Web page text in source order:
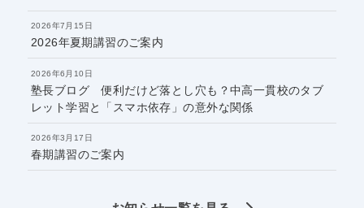
2026年7月15日
2026年夏期講習のご案内
2026年6月10日
塾長ブログ 便利だけど落とし穴も？中高一貫校のタブ
レット学習と「スマホ依存」の意外な関係
2026年3月17日
春期講習のご案内